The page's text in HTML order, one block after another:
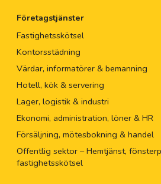
Företagstjänster
Fastighetsskötsel
Kontorsstädning
Värdar, informatörer & bemanning
Hotell, kök & servering
Lager, logistik & industri
Ekonomi, administration, löner & HR
Försäljning, mötesbokning & handel
Offentlig sektor – Hemtjänst,
fastighetsskötsel